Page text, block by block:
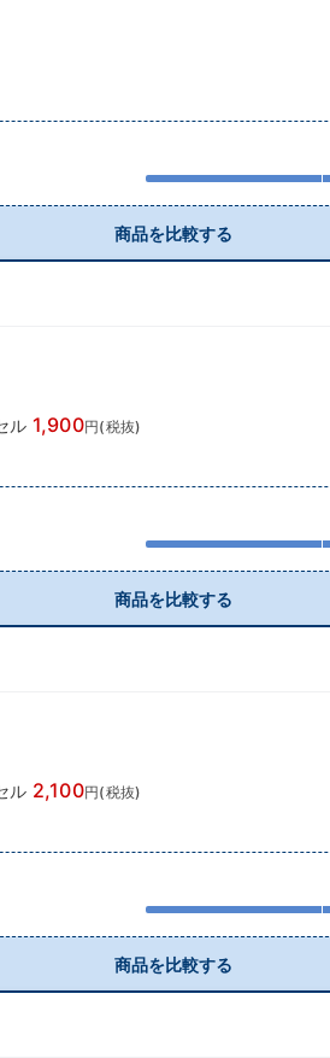
商品を比較する
ル 1,900円(税抜)
商品を比較する
ル 2,100円(税抜)
商品を比較する